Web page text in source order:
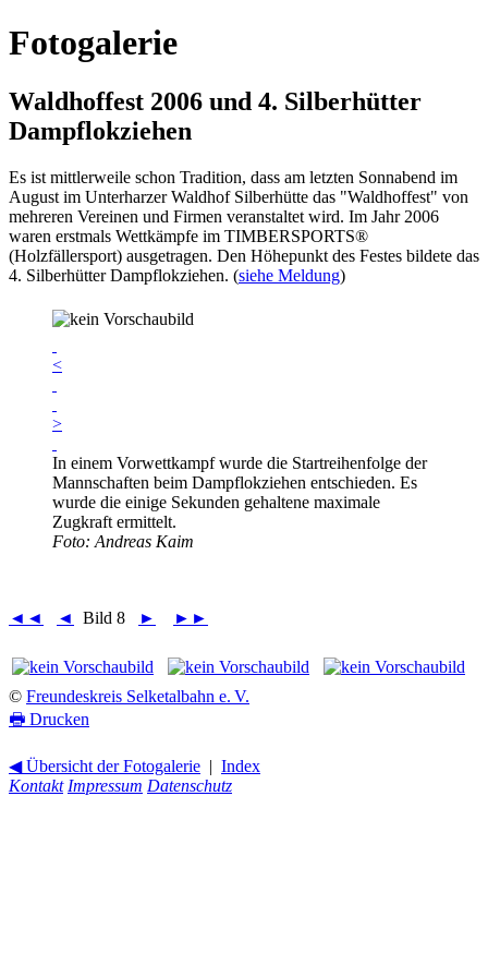
Fotogalerie
Waldhoffest 2006 und 4. Silberhütter
Dampflokziehen
Es ist mittlerweile schon Tradition, dass am letzten Sonnabend im
August im Unterharzer Waldhof Silberhütte das "Waldhoffest" von
mehreren Vereinen und Firmen veranstaltet wird. Im Jahr 2006
waren erstmals Wettkämpfe im TIMBERSPORTS®
(Holzfällersport) ausgetragen. Den Höhepunkt des Festes bildete das
4. Silberhütter Dampflokziehen. (siehe Meldung)
<
>
In einem Vorwettkampf wurde die Startreihenfolge der
Mannschaften beim Dampflokziehen entschieden. Es
wurde die einige Sekunden gehaltene maximale
Zugkraft ermittelt.
Foto: Andreas Kaim
◄◄ ◄ Bild 8 ► ►►
© Freundeskreis Selketalbahn e. V.
🖶 Drucken
◀ Übersicht der Fotogalerie | Index
Kontakt Impressum Datenschutz